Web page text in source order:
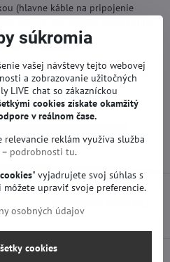
(hlavne káble na pripojenie
je 12 mesiacov.
od výroby. Neprebehla na nich
Základné dosky | LG TV
súkromia
vašej návštevy tejto webovej
a zobrazovanie užitočných
LIVE chat so zákazníckou
cookies získate okamžitý
v reálnom čase.
relevancie reklám využíva služba
podrobnosti tu.
" vyjadrujete svoj súhlas s
upraviť svoje preferencie.
osobných údajov
cookies